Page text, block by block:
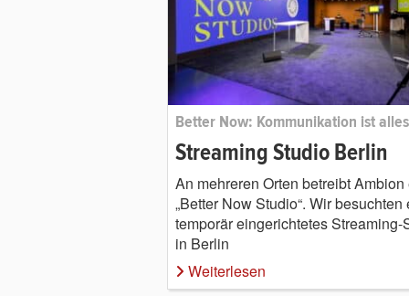
Better Now: Kommunikation ist alles
Streaming Studio Berlin
An mehreren Orten betreibt Ambion
„Better Now Studio“. Wir besuchten
temporär eingerichtetes Streaming-
in Berlin
Weiterlesen